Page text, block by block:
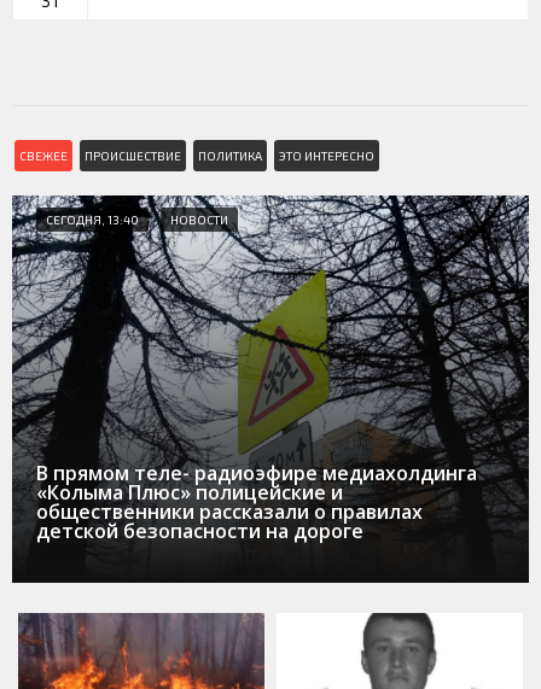
СВЕЖЕЕ ПРОИСШЕСТВИЕ ПОЛИТИКА ЭТО ИНТЕРЕСНО
СЕГОДНЯ, 13:40 НОВОСТИ
В прямом теле- радиоэфире медиахолдинга
«Колыма Плюс» полицейские и
общественники рассказали о правилах
детской безопасности на дороге